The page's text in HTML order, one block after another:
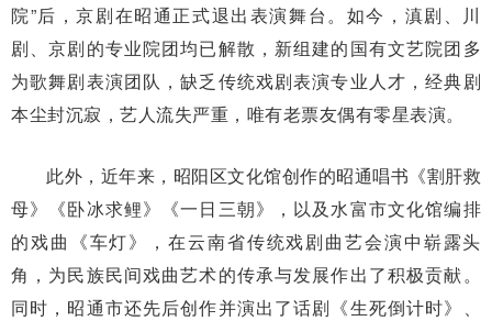
院”后，京剧在昭通正式退出表演舞台。如今，滇剧、川
剧、京剧的专业院团均已解散，新组建的国有文艺院团多
为歌舞剧表演团队，缺乏传统戏剧表演专业人才，经典剧
本尘封沉寂，艺人流失严重，唯有老票友偶有零星表演。
此外，近年来，昭阳区文化馆创作的昭通唱书《割肝救
母》《卧冰求鲤》《一日三朝》，以及水富市文化馆编排
的戏曲《车灯》，在云南省传统戏剧曲艺会演中崭露头
角，为民族民间戏曲艺术的传承与发展作出了积极贡献。
同时，昭通市还先后创作并演出了话剧《生死倒计时》、